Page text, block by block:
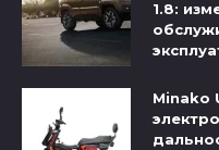
1.8:
Minako